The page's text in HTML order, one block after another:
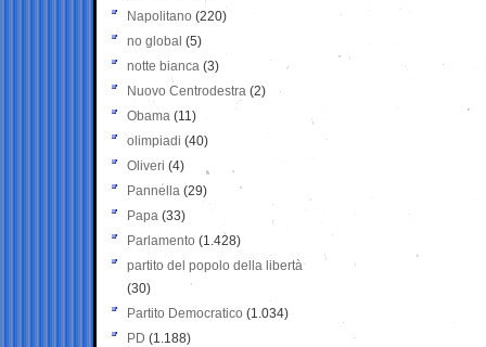
Napolitano (220)
no global (5)
notte bianca (3)
Nuovo Centrodestra (2)
Obama (11)
olimpiadi (40)
Oliveri (4)
Pannella (29)
Papa (33)
Parlamento (1.428)
partito del popolo della libertà
(30)
Partito Democratico (1.034)
PD (1.188)